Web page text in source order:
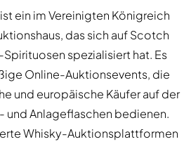
ein im Vereinigten Königreich
das sich auf Scotch
spezialisiert hat. Es
Online-Auktionsevents, die
und europäische Käufer auf der
und Anlageflaschen bedienen.
Whisky-Auktionsplattformen